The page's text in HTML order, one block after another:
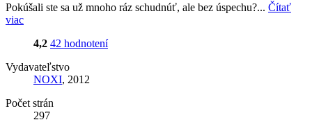
Pokúšali ste sa už mnoho ráz schudnúť, ale bez úspechu?... Čítať
viac
4,2 42 hodnotení
Vydavateľstvo
NOXI, 2012
Počet strán
297